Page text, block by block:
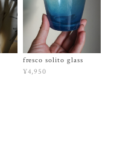
fresco solito glass
¥4,950